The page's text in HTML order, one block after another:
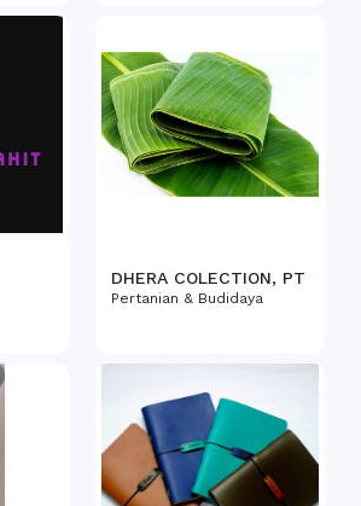
DHERA COLECTION, PT
Pertanian & Budidaya